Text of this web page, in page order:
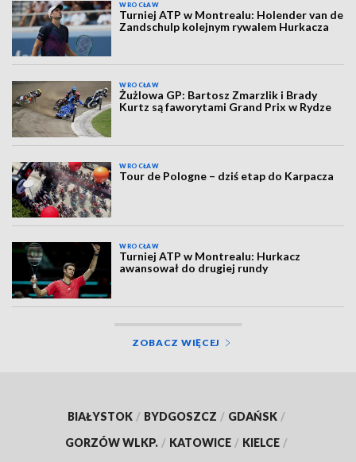
WROCŁAW
Turniej ATP w Montrealu: Holender van de
Zandschulp kolejnym rywalem Hurkacza
WROCŁAW
Żużlowa GP: Bartosz Zmarzlik i Brady
Kurtz są faworytami Grand Prix w Rydze
WROCŁAW
Tour de Pologne – dziś etap do Karpacza
WROCŁAW
Turniej ATP w Montrealu: Hurkacz
awansował do drugiej rundy
ZOBACZ WIĘCEJ
BIAŁYSTOK / BYDGOSZCZ / GDAŃSK /
GORZÓW WLKP. / KATOWICE / KIELCE /